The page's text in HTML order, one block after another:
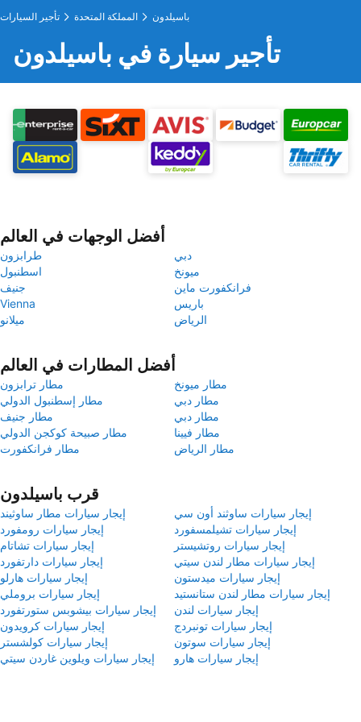
تأجير السيارات المملكة المتحدة باسيلدون
تأجير سيارة في باسيلدون
أفضل الوجهات في العالم
طرابزون
دبي
اسطنبول
ميونخ
جنيف
فرانكفورت ماين
Vienna
باريس
ميلانو
الرياض
أفضل المطارات في العالم
مطار ترابزون
مطار ميونخ
مطار إسطنبول الدولي
مطار دبي
مطار جنيف
مطار دبي
مطار صبيحة كوكجن الدولي
مطار فيينا
مطار فرانكفورت
مطار الرياض
قرب باسيلدون
إيجار سيارات مطار ساوثيند
إيجار سيارات ساوثند أون سي
إيجار سيارات رومفورد
إيجار سيارات تشيلمسفورد
إيجار سيارات تشاتام
إيجار سيارات روتشيستر
إيجار سيارات دارتفورد
إيجار سيارات مطار لندن سيتي
إيجار سيارات هارلو
إيجار سيارات ميدستون
إيجار سيارات بروملي
إيجار سيارات مطار لندن ستانستيد
إيجار سيارات بيشوبس ستورتفورد
إيجار سيارات لندن
إيجار سيارات كرويدون
إيجار سيارات تونبردج
إيجار سيارات كولشستر
إيجار سيارات سوتون
إيجار سيارات ويلوين غاردن سيتي
إيجار سيارات هارو